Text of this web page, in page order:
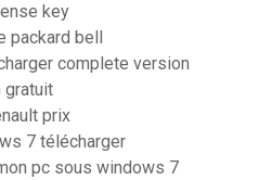
key
bell
complete version
gratuit
prix
7 télécharger
pc sous windows 7